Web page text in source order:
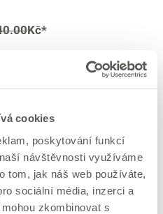
cookies
poskytování funkcí
návštěvnosti využíváme
tom, jak náš web používáte,
sociální média, inzerci a
zkombinovat s
Kč*